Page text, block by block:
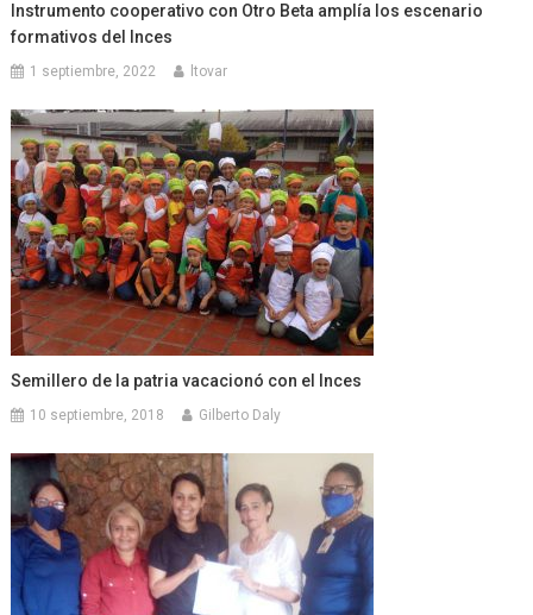
Instrumento cooperativo con Otro Beta amplía los escenario
formativos del Inces
1 septiembre, 2022 ltovar
Semillero de la patria vacacionó con el Inces
10 septiembre, 2018 Gilberto Daly